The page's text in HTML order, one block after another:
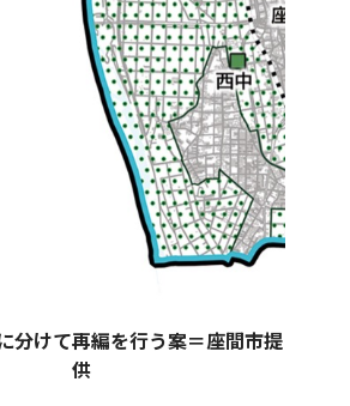
分けて再編を行う案＝座間市提
供